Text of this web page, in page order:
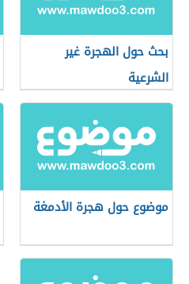
بحث حول الهجرة غير
الشرعية
موضوع حول هجرة الأدمغة